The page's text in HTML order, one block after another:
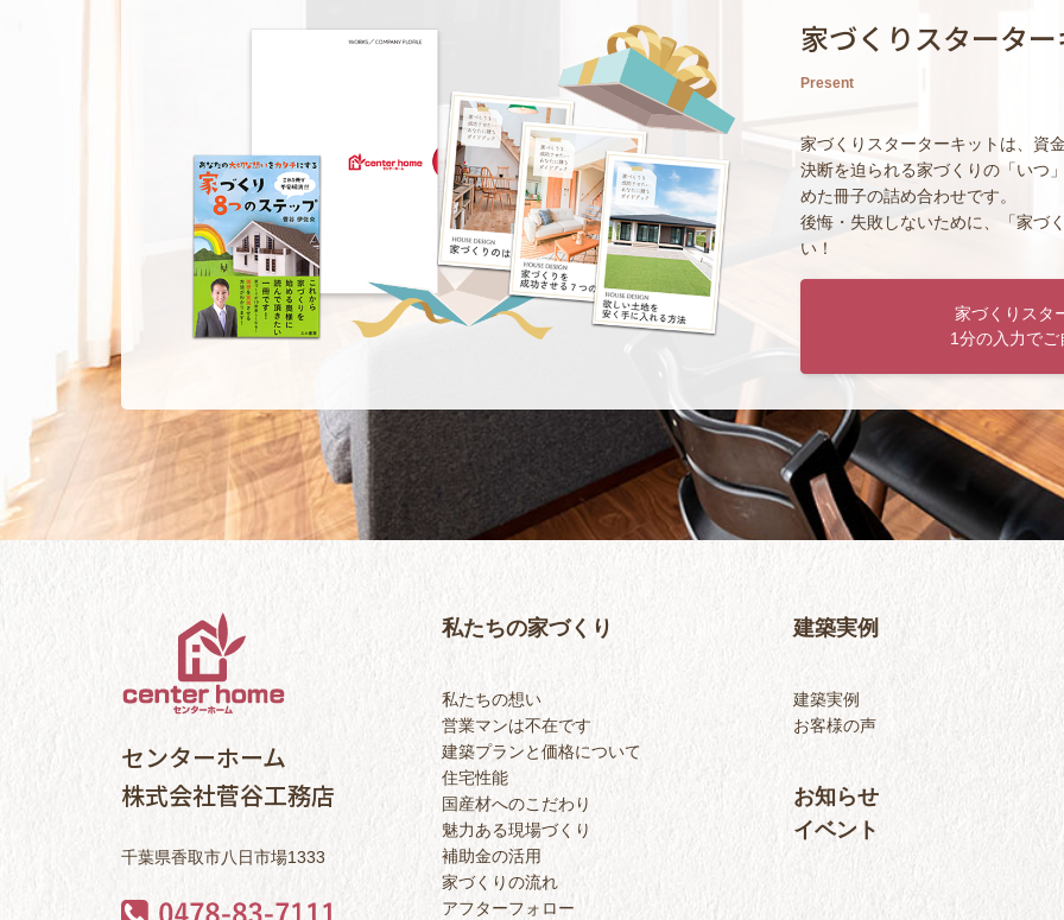
家づくりスタータ
Present
家づくりスターターキットは、資
決断を迫られる家づくりの「いつ
めた冊子の詰め合わせです。
後悔・失敗しないために、「家づ
い！
家づくりスタ
1分の入力で
センターホーム
株式会社菅谷工務店
千葉県香取市八日市場1333
私たちの家づくり
私たちの想い
営業マンは不在です
建築プランと価格について
住宅性能
国産材へのこだわり
魅力ある現場づくり
補助金の活用
家づくりの流れ
アフターフォロー
建築実例
建築実例
お客様の声
お知らせ
イベント